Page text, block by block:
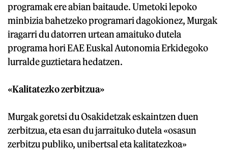
programak ere abian baitaude. Umetoki lepoko
minbizia bahetzeko programari dagokionez, Murgak
iragarri du datorren urtean amaituko dutela
programa hori EAE Euskal Autonomia Erkidegoko
lurralde guztietara hedatzen.
«Kalitatezko zerbitzua»
Murgak goretsi du Osakidetzak eskaintzen duen
zerbitzua, eta esan du jarraituko dutela «osasun
zerbitzu publiko, unibertsal eta kalitatezkoa»